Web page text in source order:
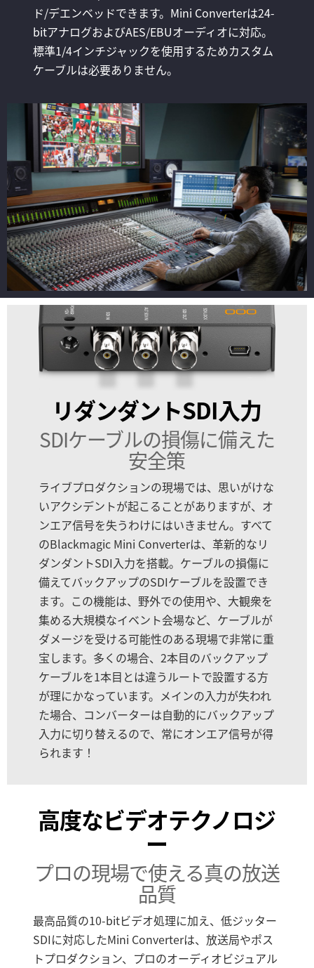
ド/デエンベッドできます。Mini Converterは24-
bitアナログおよびAES/EBUオーディオに対応。
標準1/4インチジャックを使用するためカスタム
ケーブルは必要ありません。
リダンダントSDI入力
SDIケーブルの損傷に備えた
安全策
ライブプロダクションの現場では、思いがけな
いアクシデントが起こることがありますが、オ
ンエア信号を失うわけにはいきません。すべて
のBlackmagic Mini Converterは、革新的なリ
ダンダントSDI入力を搭載。ケーブルの損傷に
備えてバックアップのSDIケーブルを設置でき
ます。この機能は、野外での使用や、大観衆を
集める大規模なイベント会場など、ケーブルが
ダメージを受ける可能性のある現場で非常に重
宝します。多くの場合、2本目のバックアップ
ケーブルを1本目とは違うルートで設置する方
が理にかなっています。メインの入力が失われ
た場合、コンバーターは自動的にバックアップ
入力に切り替えるので、常にオンエア信号が得
られます！
高度なビデオテクノロジ
ー
プロの現場で使える真の放送
品質
最高品質の10-bitビデオ処理に加え、低ジッター
SDIに対応したMini Converterは、放送局やポス
トプロダクション、プロのオーディオビジュアル